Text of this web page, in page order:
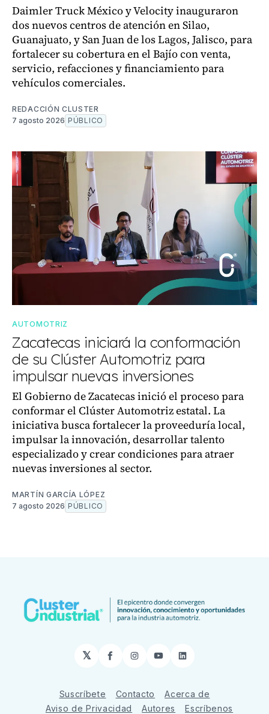
Daimler Truck México y Velocity inauguraron
dos nuevos centros de atención en Silao,
Guanajuato, y San Juan de los Lagos, Jalisco, para
fortalecer su cobertura en el Bajío con venta,
servicio, refacciones y financiamiento para
vehículos comerciales.
REDACCIÓN CLUSTER
7 agosto 2026 PÚBLICO
AUTOMOTRIZ
Zacatecas iniciará la conformación
de su Clúster Automotriz para
impulsar nuevas inversiones
El Gobierno de Zacatecas inició el proceso para
conformar el Clúster Automotriz estatal. La
iniciativa busca fortalecer la proveeduría local,
impulsar la innovación, desarrollar talento
especializado y crear condiciones para atraer
nuevas inversiones al sector.
MARTÍN GARCÍA LÓPEZ
7 agosto 2026 PÚBLICO
𝕏 Facebook
Instagram
YouTubeLinkedIn
Suscríbete Contacto
Acerca de
Aviso de Privacidad
Autores Escríbenos